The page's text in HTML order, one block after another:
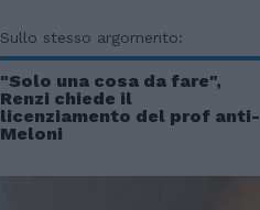
Sullo stesso argomento:
"Solo una cosa da fare",
Renzi chiede il
licenziamento del prof anti-
Meloni